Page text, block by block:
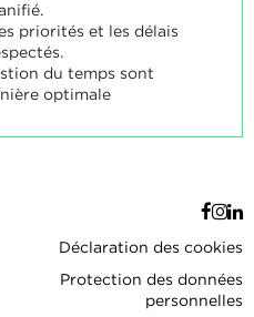
priorités et les délais
du temps sont
optimale
Déclaration des cookies
Protection des données
personnelles